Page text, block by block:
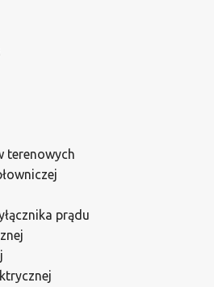
terenowych
prądu